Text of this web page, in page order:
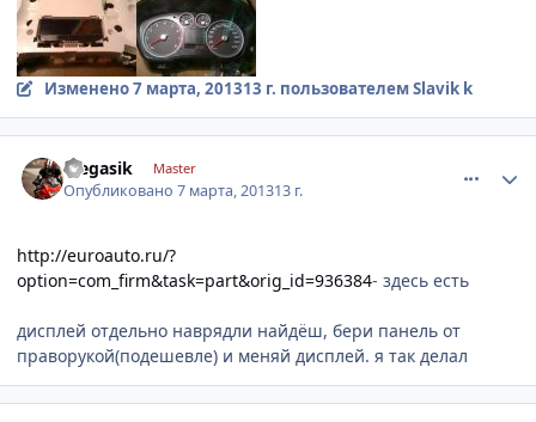
Изменено7 марта, 201313 г. пользователем Slavik k
olegasik Master
Опубликовано7 марта, 201313 г.
http://euroauto.ru/?
option=com_firm&task=part&orig_id=936384- здесь есть
дисплей отдельно наврядли найдёш, бери панель от
праворукой(подешевле) и меняй дисплей. я так делал